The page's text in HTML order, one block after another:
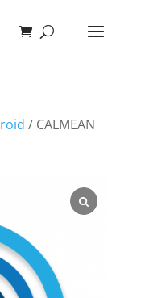
/ CALMEAN